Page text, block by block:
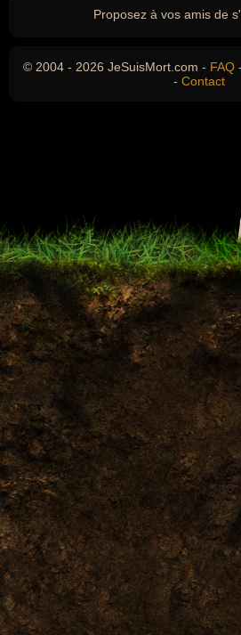
Proposez à vos amis de
© 2004 - 2026 JeSuisMort.com - FAQ -
- Contact